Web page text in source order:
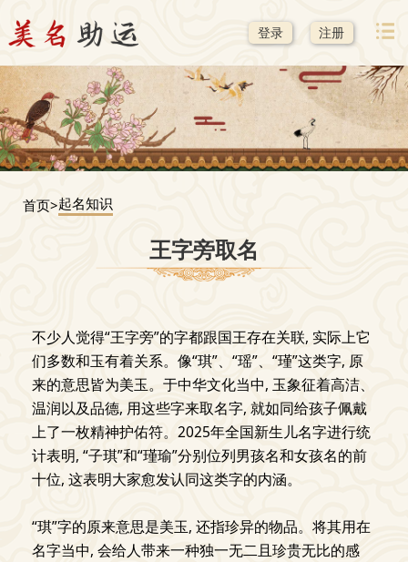
登录 注册
首页>起名知识
王字旁取名
不少人觉得“王字旁”的字都跟国王存在关联, 实际上它
们多数和玉有着关系。像“琪”、“瑶”、“瑾”这类字, 原
来的意思皆为美玉。于中华文化当中, 玉象征着高洁、
温润以及品德, 用这些字来取名字, 就如同给孩子佩戴
上了一枚精神护佑符。2025年全国新生儿名字进行统
计表明, “子琪”和“瑾瑜”分别位列男孩名和女孩名的前
十位, 这表明大家愈发认同这类字的内涵。
“琪”字的原来意思是美玉, 还指珍异的物品。将其用在
名字当中, 会给人带来一种独一无二且珍贵无比的感